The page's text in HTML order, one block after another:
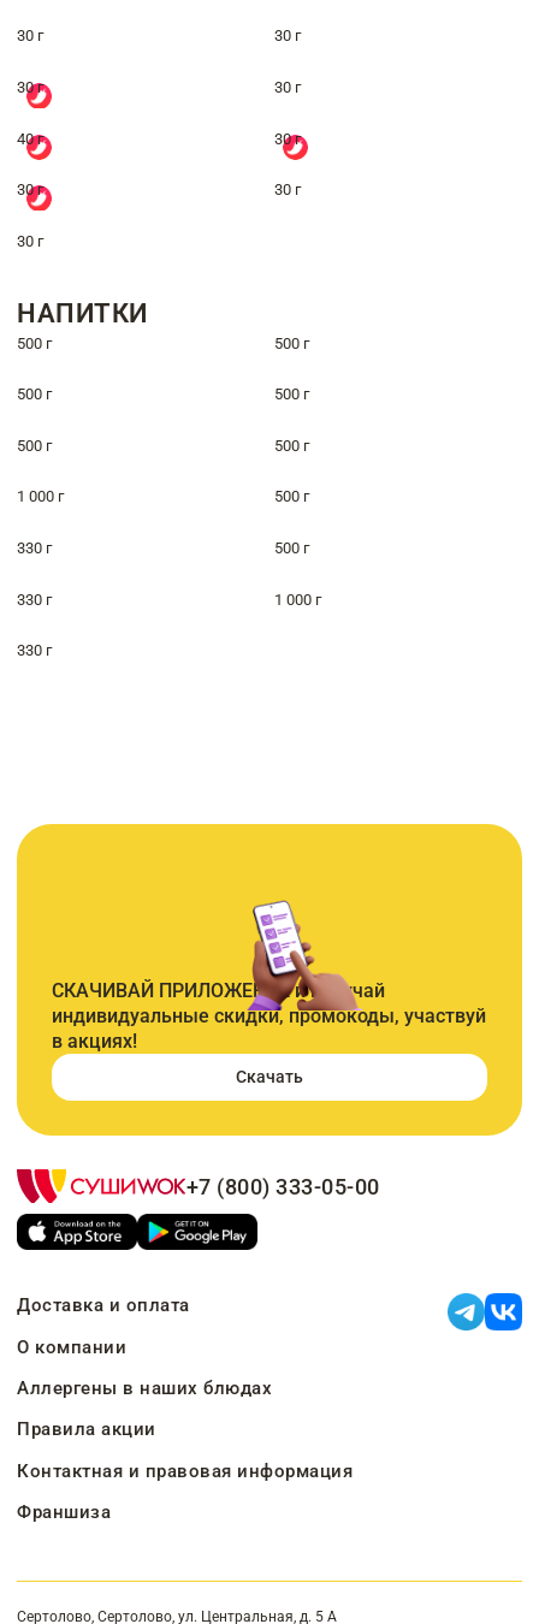
30 г 30 г
30 г 30 г
40 г 30 г
30 г 30 г
30 г
НАПИТКИ
500 г 500 г
500 г 500 г
500 г 500 г
1 000 г 500 г
330 г 500 г
330 г 1 000 г
330 г
СКАЧИВАЙ ПРИЛОЖЕНИЕ и получай
индивидуальные скидки, промокоды, участвуй
в акциях!
Скачать
+7 (800) 333-05-00
Доставка и оплата
О компании
Аллергены в наших блюдах
Правила акции
Контактная и правовая информация
Франшиза
Сертолово, Сертолово, ул. Центральная, д. 5 А